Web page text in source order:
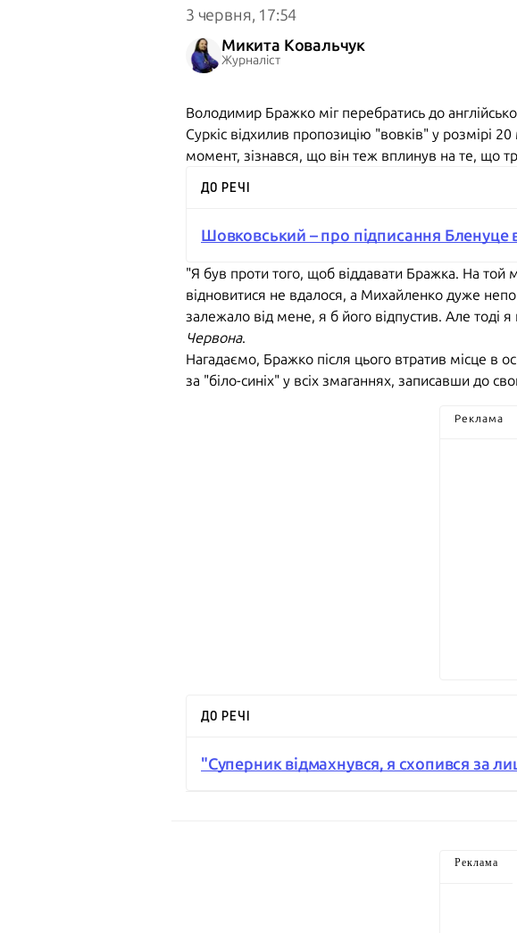
3 червня, 17:54
Микита Ковальчук
Журналіст
Володимир Бражко міг перебратись до
Суркіс відхилив пропозицію "вовків" у розмірі
момент, зізнався, що він теж вплинув на те, що
ДО РЕЧІ
Шовковський – про підписання
"Я був проти того, щоб віддавати Бражка. На
відновитися не вдалося, а Михайленко дуже
залежало від мене, я б його відпустив. Але тоді
Червона.
Нагадаємо, Бражко після цього втратив місце в
за "біло-синіх" у всіх змаганнях, записавши до
Реклама
ДО РЕЧІ
"Суперник відмахнувся, я схопився за
Реклама